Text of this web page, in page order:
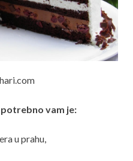
vam je:
u prahu,